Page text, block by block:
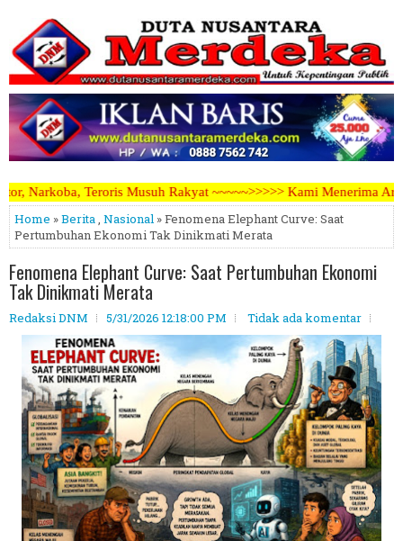
~~~~~>>>>> Kami Menerima Artikel, Opini, Berita
Home »Berita, Nasional » Fenomena Elephant Curve: Saat
Pertumbuhan Ekonomi Tak Dinikmati Merata
Fenomena Elephant Curve: Saat Pertumbuhan Ekonomi
Tak Dinikmati Merata
Redaksi DNM 5/31/2026 12:18:00 PM Tidak ada komentar